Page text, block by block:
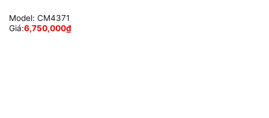
Model: CM4371
Giá:6,750,000₫